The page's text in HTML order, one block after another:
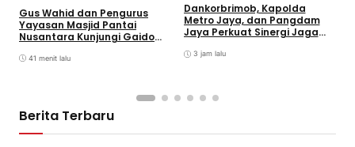
Gus Wahid dan Pengurus
Yayasan Masjid Pantai
Nusantara Kunjungi Gaido
Pengembangan Ekonomi
41 menit lalu
Dankorbrimob, Kapolda
Metro Jaya, dan Pangdam
Jaya Perkuat Sinergi Jaga
3 jam lalu
Berita Terbaru